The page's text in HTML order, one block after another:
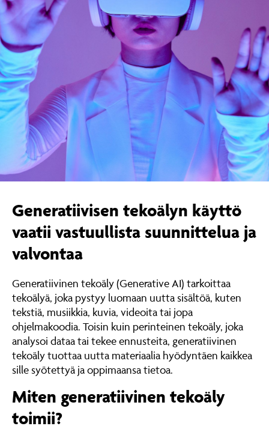
Generatiivisen tekoälyn käyttö
vaatii vastuullista suunnittelua ja
valvontaa
Generatiivinen tekoäly (Generative AI) tarkoittaa
tekoälyä, joka pystyy luomaan uutta sisältöä, kuten
tekstiä, musiikkia, kuvia, videoita tai jopa
ohjelmakoodia. Toisin kuin perinteinen tekoäly, joka
analysoi dataa tai tekee ennusteita, generatiivinen
tekoäly tuottaa uutta materiaalia hyödyntäen kaikkea
sille syötettyä ja oppimaansa tietoa.
Miten generatiivinen tekoäly
toimii?